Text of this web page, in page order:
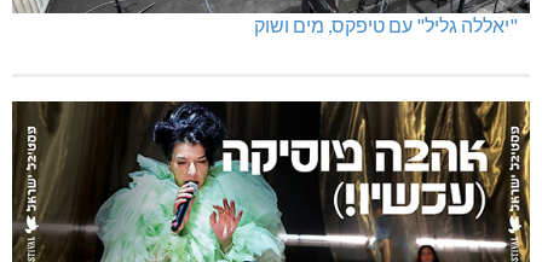
"יאללה גליל" עם טיפקס, מים ושוק